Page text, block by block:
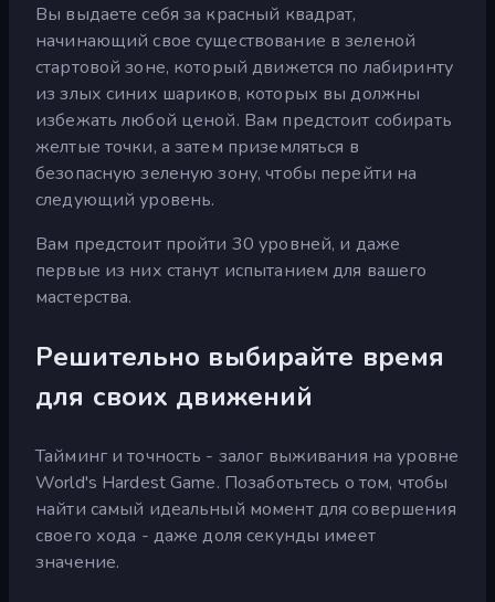
Вы выдаете себя за красный квадрат,
начинающий свое существование в зеленой
стартовой зоне, который движется по лабиринту
из злых синих шариков, которых вы должны
избежать любой ценой. Вам предстоит собирать
желтые точки, а затем приземляться в
безопасную зеленую зону, чтобы перейти на
следующий уровень.
Вам предстоит пройти 30 уровней, и даже
первые из них станут испытанием для вашего
мастерства.
Решительно выбирайте время
для своих движений
Тайминг и точность - залог выживания на уровне
World's Hardest Game. Позаботьтесь о том, чтобы
найти самый идеальный момент для совершения
своего хода - даже доля секунды имеет
значение.